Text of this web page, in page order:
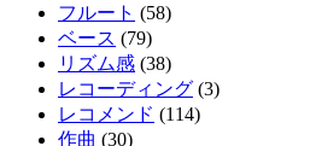
フルート (58)
ベース (79)
リズム感 (38)
レコーディング (3)
レコメンド (114)
作曲 (30)